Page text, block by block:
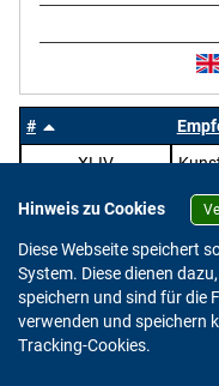
#
XLIV
Hinweis zu Cookies
Diese Webseite speichert
System. Diese dienen
speichern und sind für die
verwenden und speichern
Tracking-Cookies.